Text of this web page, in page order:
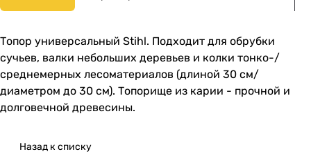
Топор универсальный Stihl. Подходит для обрубки
сучьев, валки небольших деревьев и колки тонко-/
среднемерных лесоматериалов (длиной 30 см/
диаметром до 30 см). Топорище из карии - прочной и
долговечной древесины.
Назад к списку